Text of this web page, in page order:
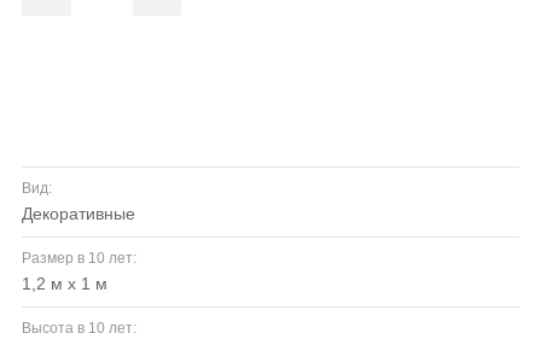
Вид:
декоративные
Размер в 10 лет:
1,2 м х 1 м
Высота в 10 лет: